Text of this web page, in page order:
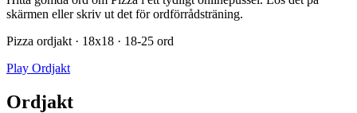
skärmen eller skriv ut det för ordförrådsträning.
Pizza ordjakt · 18x18 · 18-25 ord
Play Ordjakt
Ordjakt